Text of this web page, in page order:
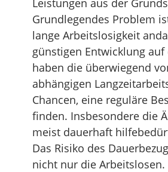
Leistungen aus der
Grundlegendes Problem
lange Arbeitslosigkeit
günstigen Entwicklung
haben die überwiegend
abhängigen
Chancen, eine reguläre
finden. Insbesondere die
meist dauerhaft
Das Risiko des
nicht nur die